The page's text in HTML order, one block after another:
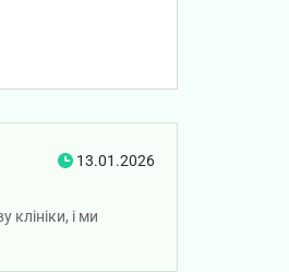
13.01.2026
і ми